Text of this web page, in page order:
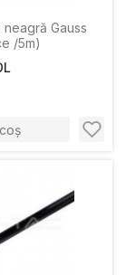
neagră Gauss
/5m)